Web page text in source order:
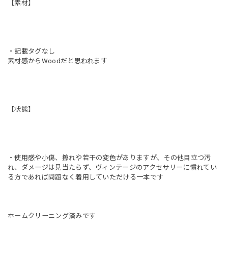
【素材】
・記載タグなし
素材感からWoodだと思われます
【状態】
・使用感や小傷、擦れや若干の変色がありますが、その他目立つ汚
れ、ダメージは見当たらず、ヴィンテージのアクセサリーに慣れてい
る方であれば問題なく着用していただける一本です
ホームクリーニング済みです